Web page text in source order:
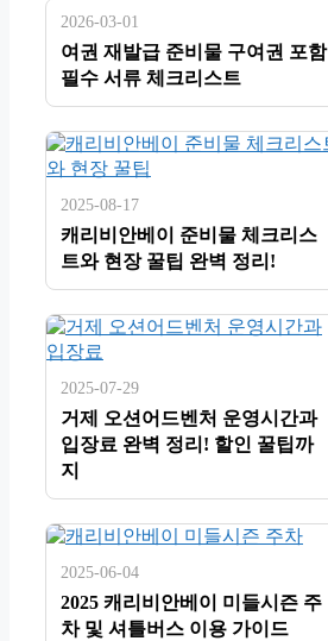
2026-03-01
여권 재발급 준비물 구여권 포함
필수 서류 체크리스트
2025-08-17
캐리비안베이 준비물 체크리스
트와 현장 꿀팁 완벽 정리!
2025-07-29
거제 오션어드벤처 운영시간과
입장료 완벽 정리! 할인 꿀팁까
지
2025-06-04
2025 캐리비안베이 미들시즌 주
차 및 셔틀버스 이용 가이드